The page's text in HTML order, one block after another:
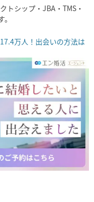
トシップ・JBA・TMS・
万人！出会いの方法は